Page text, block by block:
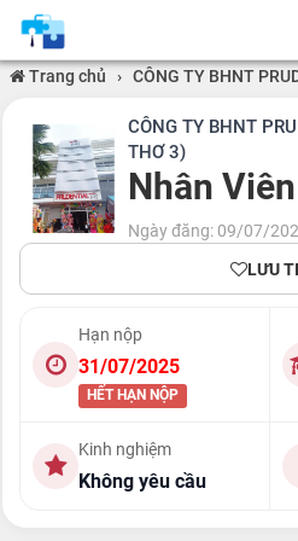
Trang chủ › CÔNG TY BHNT
CÔNG TY BHNT
THƠ 3)
Nhân
Ngày đăng: 09/07/
LƯU
Hạn nộp
31/07/2025
HẾT HẠN NỘP
Kinh nghiệm
Không yêu cầu